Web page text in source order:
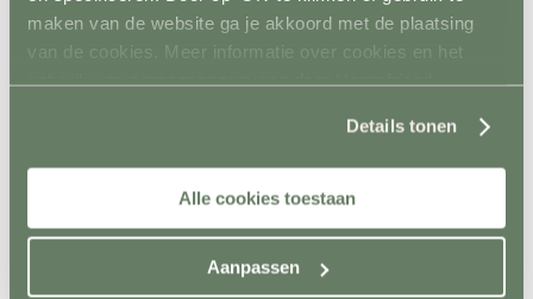
maken van de website ga je akkoord met de plaatsing
van de cookies. Meer informatie over cookies en het
gebruik van persoonsgegevens door Horsefriend
Details tonen
Alle cookies toestaan
Aanpassen
Terug
Wandbescherming
Hooistomers
Voerscheppen
Ongediertebestrijding
Terug